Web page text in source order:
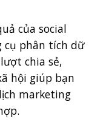
của social
cụ phân tích dữ
chia sẻ,
hội giúp bạn
marketing